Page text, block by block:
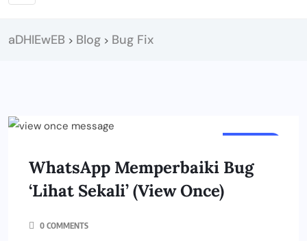
aDHIEwEB > Blog > Bug Fix
WhatsApp Memperbaiki Bug
‘Lihat Sekali’ (View Once)
0 COMMENTS